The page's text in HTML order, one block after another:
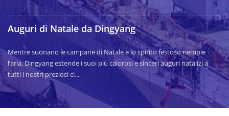
Auguri di Natale da Dingyang
Mentre suonano le campane di Natale e lo spirito festoso riempie
l’aria, Dingyang estende i suoi più calorosi e sinceri auguri natalizi a
tutti i nostri preziosi cl...